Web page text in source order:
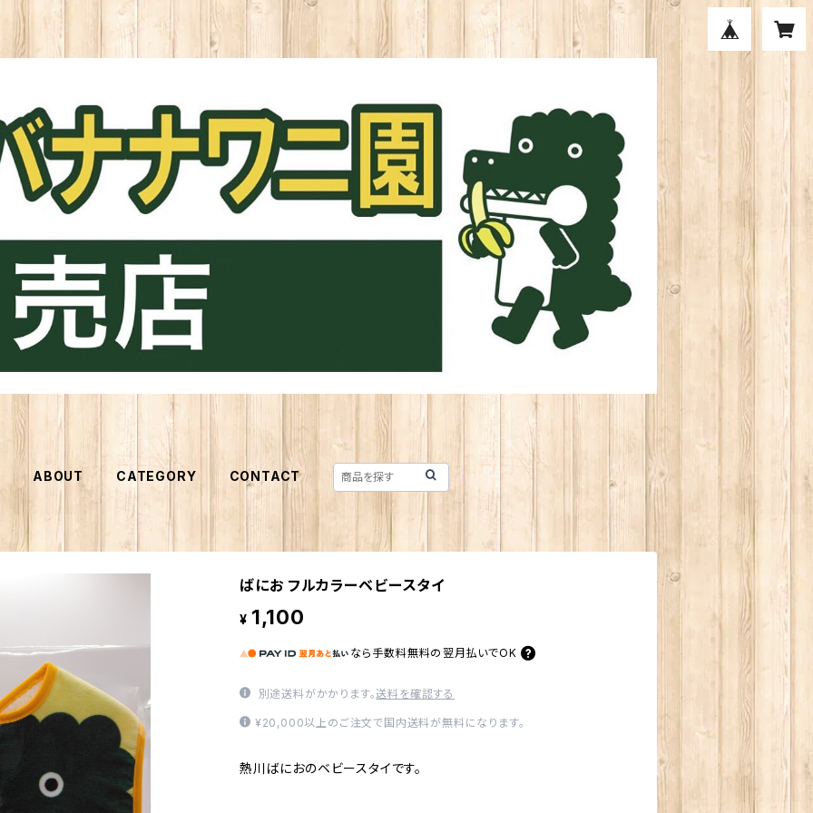
ABOUT CATEGORY CONTACT
ばにお フルカラーベビースタイ
¥ 1,100
なら 手数料無料の 翌月払いでOK
別途送料がかかります。送料を確認する
¥20,000以上のご注文で国内送料が無料になります。
熱川ばにおのベビースタイです。